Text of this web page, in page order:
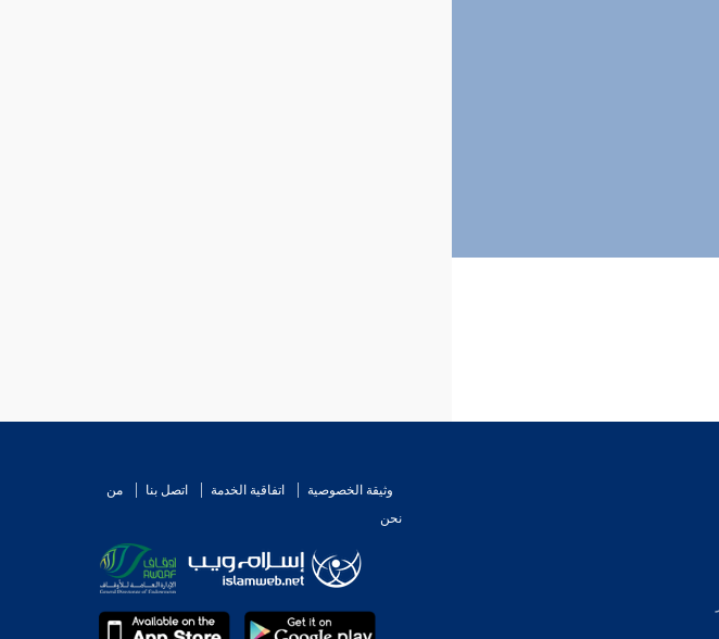
وثيقة الخصوصية اتفاقية الخدمة اتصل بنا
من
نحن